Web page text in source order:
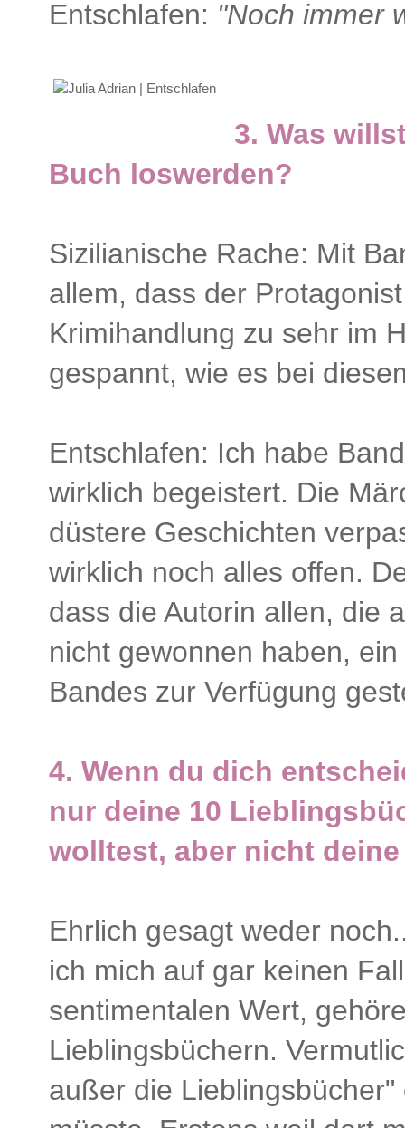
Entschlafen: "Noch immer
3. Was
Buch loswerden?
Sizilianische Rache: Mit
allem, dass der
Krimihandlung zu sehr im
gespannt, wie es bei
Entschlafen: Ich habe
wirklich begeistert. Die
düstere Geschichten
wirklich noch alles offen.
dass die Autorin allen, die
nicht gewonnen haben,
Bandes zur Verfügung
4. Wenn du dich
nur deine 10
wolltest, aber nicht
Ehrlich gesagt weder
ich mich auf gar keinen
sentimentalen Wert,
Lieblingsbüchern.
außer die